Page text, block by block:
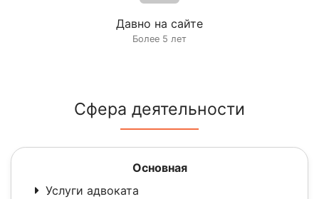
Давно на сайте
Более 5 лет
Сфера деятельности
Основная
Услуги адвоката